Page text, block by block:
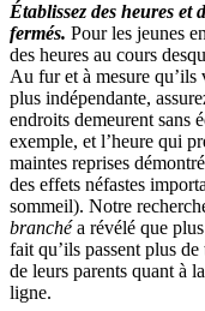
Établissez des heures et
fermés. Pour les jeunes
des heures au cours
Au fur et à mesure
plus indépendante,
endroits demeurent sans
exemple, et l’heure qui
maintes reprises
des effets néfastes
sommeil). Notre
branchéa révélé que
fait qu’ils passent plus
de leurs parents quant à
ligne.